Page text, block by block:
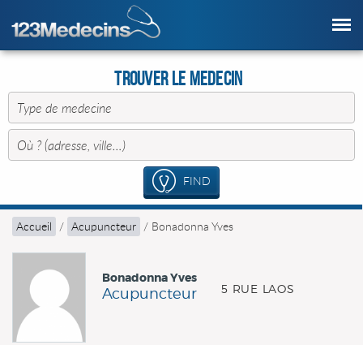
Trouver le Medecin
FIND
Accueil / Acupuncteur / Bonadonna Yves
Bonadonna Yves
Acupuncteur 5 RUE LAOS